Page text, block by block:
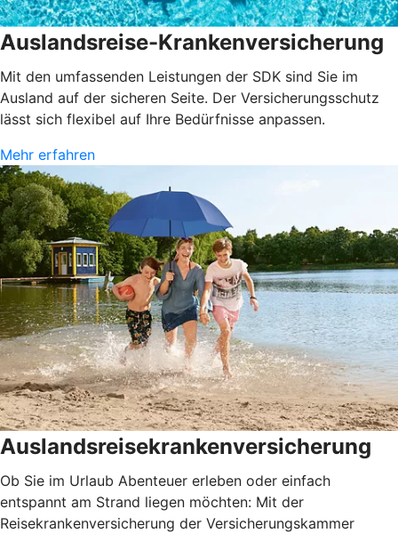
Auslandsreise-Krankenversicherung
Mit den umfassenden Leistungen der SDK sind Sie im
Ausland auf der sicheren Seite. Der Versicherungsschutz
lässt sich flexibel auf Ihre Bedürfnisse anpassen.
Mehr erfahren
Auslandsreisekrankenversicherung
Ob Sie im Urlaub Abenteuer erleben oder einfach
entspannt am Strand liegen möchten: Mit der
Reisekrankenversicherung der Versicherungskammer